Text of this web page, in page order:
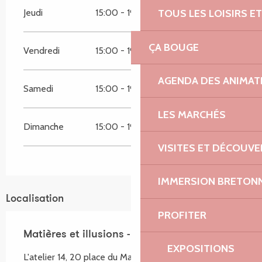
TOUS LES LOISIRS
ÇA BOUGE
AGENDA DES
LES MARCHÉS
VISITES ET
IMMERSION
PROFITER
EXPOSITIONS
Jeudi 15:00 - 19:00
Vendredi 15:00 - 19:00
Samedi 15:00 - 19:00
Dimanche 15:00 - 19:00
Localisation
Matières et illusions - Photographie
L'atelier 14, 20 place du Martray, La Roche-Derrien,